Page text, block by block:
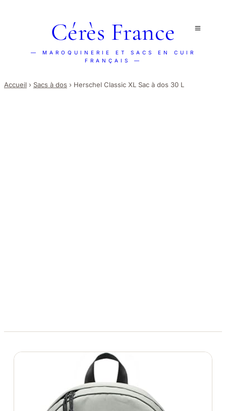
Cérès France
— MAROQUINERIE ET SACS EN CUIR
FRANÇAIS —
Accueil › Sacs à dos › Herschel Classic XL Sac à dos 30 L